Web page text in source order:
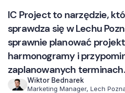
IC Project to narzędzie,
sprawdza się w Lechu
sprawnie planować
harmonogramy i
zaplanowanych terminach.
Wiktor Bednarek
Marketing Manager, Lech